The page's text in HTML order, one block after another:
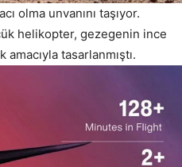
olma unvanını taşıyor.
helikopter, gezegenin ince
tasarlanmıştı.